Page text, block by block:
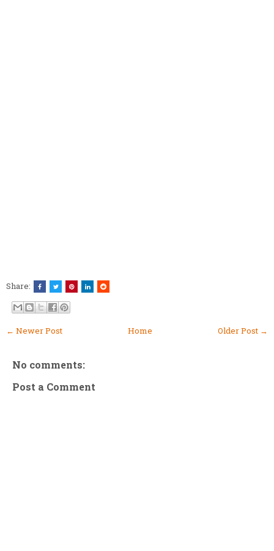
Share:
← Newer Post Older Post →
Home
No comments:
Post a Comment